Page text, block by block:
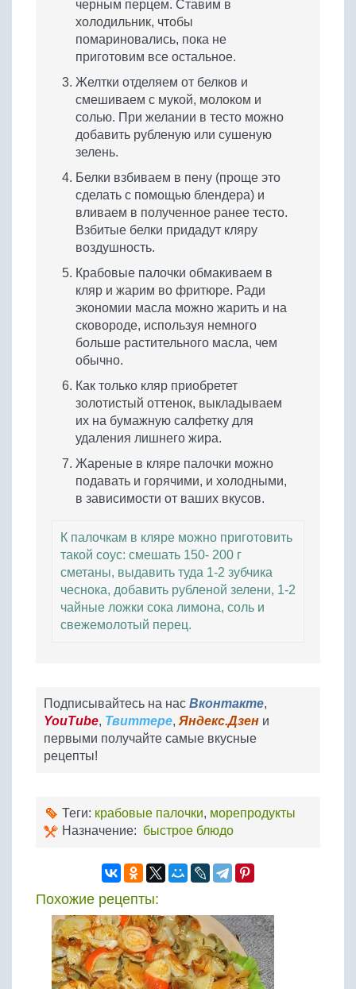
черным перцем. Ставим в
холодильник, чтобы
помариновались, пока не
приготовим все остальное.
Желтки отделяем от белков и
смешиваем с мукой, молоком и
солью. При желании в тесто можно
добавить рубленую или сушеную
зелень.
Белки взбиваем в пену (проще это
сделать с помощью блендера) и
вливаем в полученное ранее тесто.
Взбитые белки придадут кляру
воздушность.
Крабовые палочки обмакиваем в
кляр и жарим во фритюре. Ради
экономии масла можно жарить и на
сковороде, используя немного
больше растительного масла, чем
обычно.
Как только кляр приобретет
золотистый оттенок, выкладываем
их на бумажную салфетку для
удаления лишнего жира.
Жареные в кляре палочки можно
подавать и горячими, и холодными,
в зависимости от ваших вкусов.
К палочкам в кляре можно приготовить
такой соус: смешать 150- 200 г
сметаны, выдавить туда 1-2 зубчика
чеснока, добавить рубленой зелени, 1-2
чайные ложки сока лимона, соль и
свежемолотый перец.
Подписывайтесь на нас Вконтакте,
YouTube, Твиттере, Яндекс.Дзен и
первыми получайте самые вкусные
рецепты!
Теги: крабовые палочки, морепродукты
Назначение: быстрое блюдо
Похожие рецепты: